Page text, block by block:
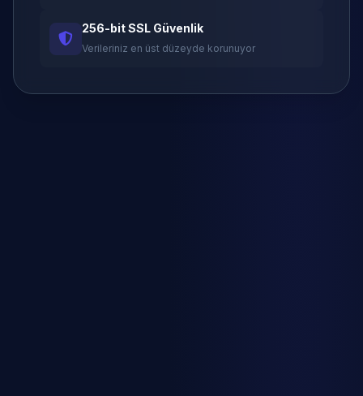
256-bit SSL Güvenlik
Verileriniz en üst düzeyde korunuyor